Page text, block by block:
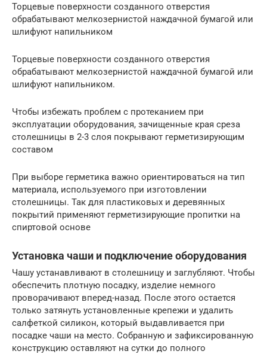
Торцевые поверхности созданного отверстия
обрабатывают мелкозернистой наждачной бумагой или
шлифуют напильником
Торцевые поверхности созданного отверстия
обрабатывают мелкозернистой наждачной бумагой или
шлифуют напильником.
Чтобы избежать проблем с протеканием при
эксплуатации оборудования, зачищенные края среза
столешницы в 2-3 слоя покрывают герметизирующим
составом
При выборе герметика важно ориентироваться на тип
материала, используемого при изготовлении
столешницы. Так для пластиковых и деревянных
покрытий применяют герметизирующие пропитки на
спиртовой основе
Установка чаши и подключение оборудования
Чашу устанавливают в столешницу и заглубляют. Чтобы
обеспечить плотную посадку, изделие немного
проворачивают вперед-назад. После этого остается
только затянуть установленные крепежи и удалить
салфеткой силикон, который выдавливается при
посадке чаши на место. Собранную и зафиксированную
конструкцию оставляют на сутки до полного